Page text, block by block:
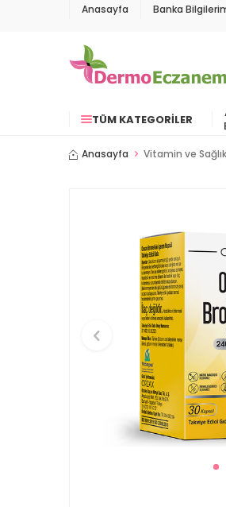
Anasayfa Banka
TÜM KATEGORILER
Anasayfa Vitamin ve Sağlık